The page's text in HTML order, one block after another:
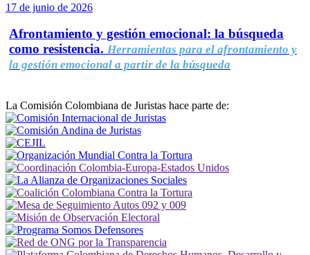
17 de junio de 2026
Afrontamiento y gestión emocional: la búsqueda
como resistencia. Herramientas para el afrontamiento y
la gestión emocional a partir de la búsqueda
La Comisión Colombiana de Juristas hace parte de: